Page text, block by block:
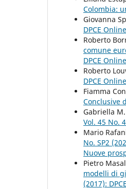
Colombia:
Giovanna
DPCE
Roberto
comune
DPCE
Roberto
DPCE
Fiamma
Conclusive
Gabriella M.
Vol. 45 No.
Mario
No. SP2
Nuove
Pietro
modelli di
(2017):